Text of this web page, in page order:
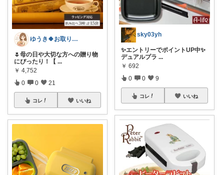
ゆうき🍀お取り寄せギフト好き🎁
🌷母の日や大切な方への贈り物
にぴったり！【 ...
￥ 4,752
0 0 21
コレ いいね
sky03yh
✨エントリーでポイントUP中✨
デュアルプラ ...
￥ 692
0 0 9
コレ いいね